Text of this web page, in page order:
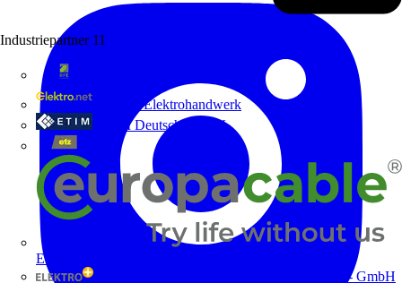
Industriepartner 11
de - das Elektrohandwerk
ETIM Deutschland eV
Europacable
GED Gesellschaft für Energiedienstleistung - GmbH